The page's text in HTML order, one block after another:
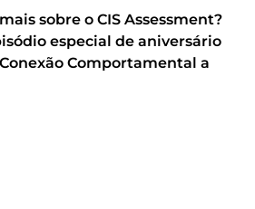
sobre o CIS Assessment?
especial de aniversário
Comportamental a